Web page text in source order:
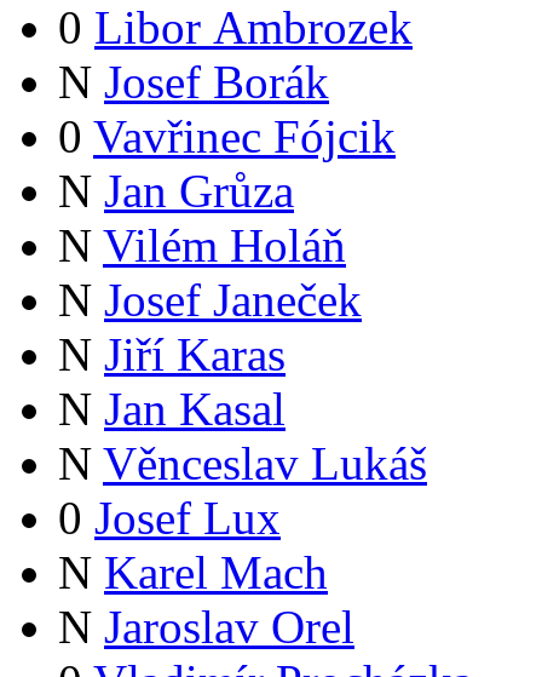
0 Libor Ambrozek
N Josef Borák
0 Vavřinec Fójcik
N Jan Grůza
N Vilém Holáň
N Josef Janeček
N Jiří Karas
N Jan Kasal
N Věnceslav Lukáš
0 Josef Lux
N Karel Mach
N Jaroslav Orel